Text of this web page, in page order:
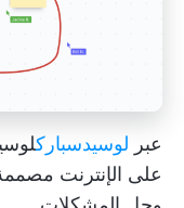
عبر لوسيدسبارك
على الإنترنت